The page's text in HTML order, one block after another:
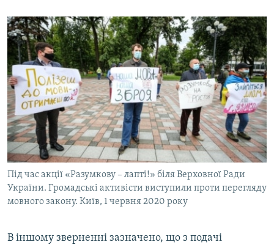
Під час акції «Разумкову – лапті!» біля Верховної Ради
України. Громадські активісти виступили проти перегляду
мовного закону. Київ, 1 червня 2020 року
В іншому зверненні зазначено, що з подачі